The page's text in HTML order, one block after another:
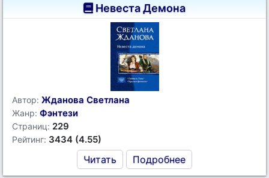
Невеста Демона
Автор: Жданова Светлана
Жанр: Фэнтези
Страниц: 229
Рейтинг: 3434 (4.55)
Читать Подробнее